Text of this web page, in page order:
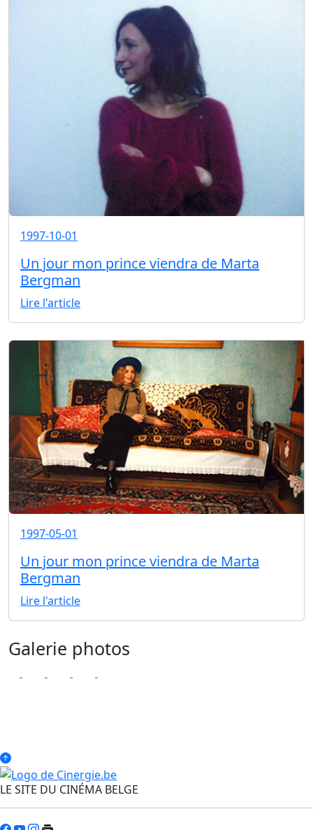
1997-10-01
Un jour mon prince viendra de Marta
Bergman
Lire l'article
1997-05-01
Un jour mon prince viendra de Marta
Bergman
Lire l'article
Galerie photos
LE SITE DU CINÉMA BELGE